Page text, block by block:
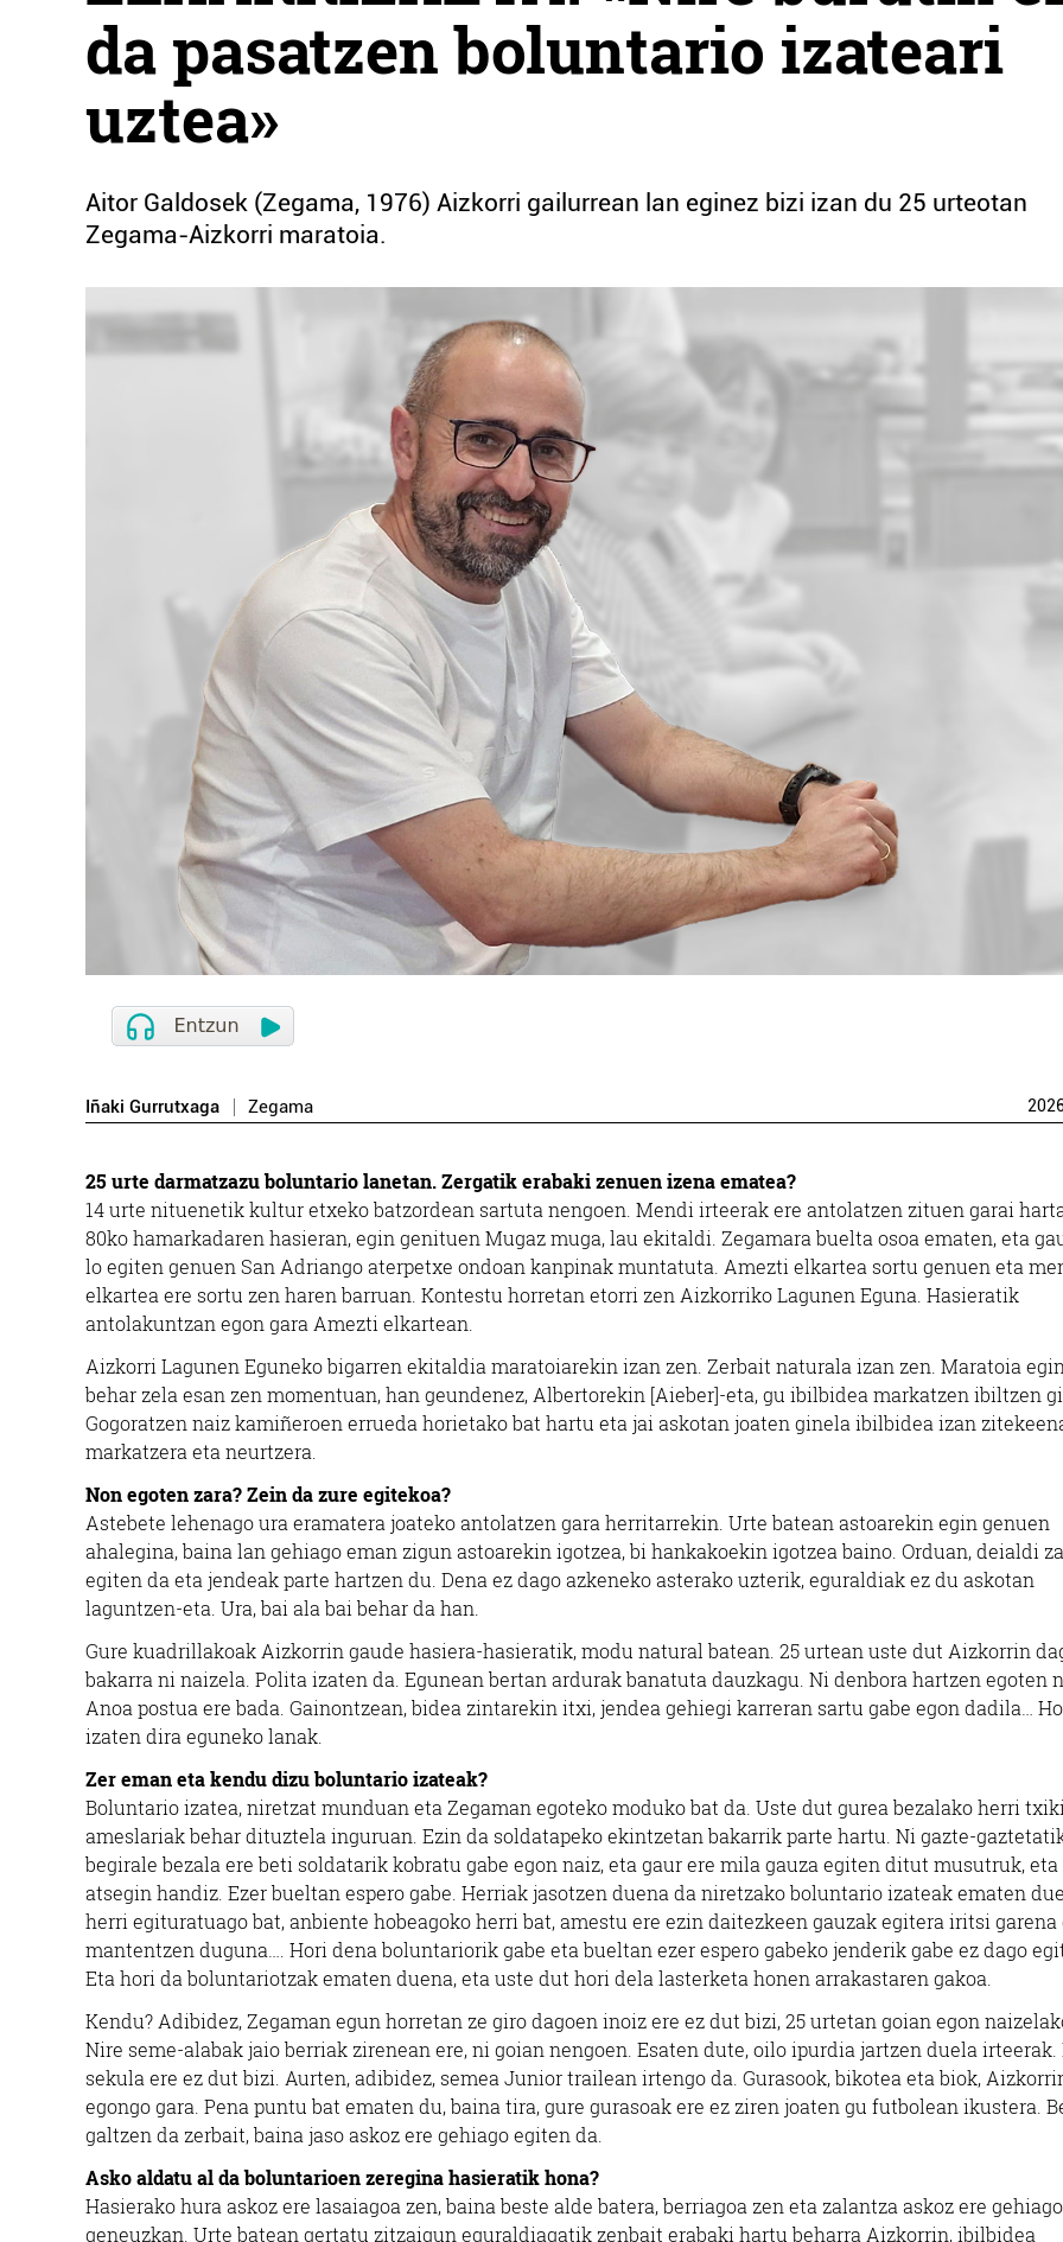
da pasatzen boluntario izateari
uztea»
Aitor Galdosek (Zegama, 1976) Aizkorri gailurrean lan eginez bizi izan du 25 urteotan
Zegama-Aizkorri maratoia.
Iñaki Gurrutxaga Zegama
25 urte darmatzazu boluntario lanetan. Zergatik erabaki zenuen izena ematea?
14 urte nituenetik kultur etxeko batzordean sartuta nengoen. Mendi irteerak ere antolatzen zituen garai
80ko hamarkadaren hasieran, egin genituen Mugaz muga, lau ekitaldi. Zegamara buelta osoa ematen, eta
lo egiten genuen San Adriango aterpetxe ondoan kanpinak muntatuta. Amezti elkartea sortu genuen eta
elkartea ere sortu zen haren barruan. Kontestu horretan etorri zen Aizkorriko Lagunen Eguna. Hasieratik
antolakuntzan egon gara Amezti elkartean.
Aizkorri Lagunen Eguneko bigarren ekitaldia maratoiarekin izan zen. Zerbait naturala izan zen. Maratoia egin
behar zela esan zen momentuan, han geundenez, Albertorekin [Aieber]-eta, gu ibilbidea markatzen ibiltzen
Gogoratzen naiz kamiñeroen errueda horietako bat hartu eta jai askotan joaten ginela ibilbidea izan
markatzera eta neurtzera.
Non egoten zara? Zein da zure egitekoa?
Astebete lehenago ura eramatera joateko antolatzen gara herritarrekin. Urte batean astoarekin egin genuen
ahalegina, baina lan gehiago eman zigun astoarekin igotzea, bi hankakoekin igotzea baino. Orduan, deialdi
egiten da eta jendeak parte hartzen du. Dena ez dago azkeneko asterako uzterik, eguraldiak ez du askotan
laguntzen-eta. Ura, bai ala bai behar da han.
Gure kuadrillakoak Aizkorrin gaude hasiera-hasieratik, modu natural batean. 25 urtean uste dut Aizkorrin
bakarra ni naizela. Polita izaten da. Egunean bertan ardurak banatuta dauzkagu. Ni denbora hartzen egoten
Anoa postua ere bada. Gainontzean, bidea zintarekin itxi, jendea gehiegi karreran sartu gabe egon dadila…
izaten dira eguneko lanak.
Zer eman eta kendu dizu boluntario izateak?
Boluntario izatea, niretzat munduan eta Zegaman egoteko moduko bat da. Uste dut gurea bezalako herri
ameslariak behar dituztela inguruan. Ezin da soldatapeko ekintzetan bakarrik parte hartu. Ni gazte-
begirale bezala ere beti soldatarik kobratu gabe egon naiz, eta gaur ere mila gauza egiten ditut musutruk, eta
atsegin handiz. Ezer bueltan espero gabe. Herriak jasotzen duena da niretzako boluntario izateak ematen
herri egituratuago bat, anbiente hobeagoko herri bat, amestu ere ezin daitezkeen gauzak egitera iritsi garena
mantentzen duguna…. Hori dena boluntariorik gabe eta bueltan ezer espero gabeko jenderik gabe ez dago
Eta hori da boluntariotzak ematen duena, eta uste dut hori dela lasterketa honen arrakastaren gakoa.
Kendu? Adibidez, Zegaman egun horretan ze giro dagoen inoiz ere ez dut bizi, 25 urtetan goian egon
Nire seme-alabak jaio berriak zirenean ere, ni goian nengoen. Esaten dute, oilo ipurdia jartzen duela irteerak.
sekula ere ez dut bizi. Aurten, adibidez, semea Junior trailean irtengo da. Gurasook, bikotea eta biok,
egongo gara. Pena puntu bat ematen du, baina tira, gure gurasoak ere ez ziren joaten gu futbolean ikustera.
galtzen da zerbait, baina jaso askoz ere gehiago egiten da.
Asko aldatu al da boluntarioen zeregina hasieratik hona?
Hasierako hura askoz ere lasaiagoa zen, baina beste alde batera, berriagoa zen eta zalantza askoz ere gehiago
geneuzkan. Urte batean gertatu zitzaigun eguraldiagatik zenbait erabaki hartu beharra Aizkorrin, ibilbidea